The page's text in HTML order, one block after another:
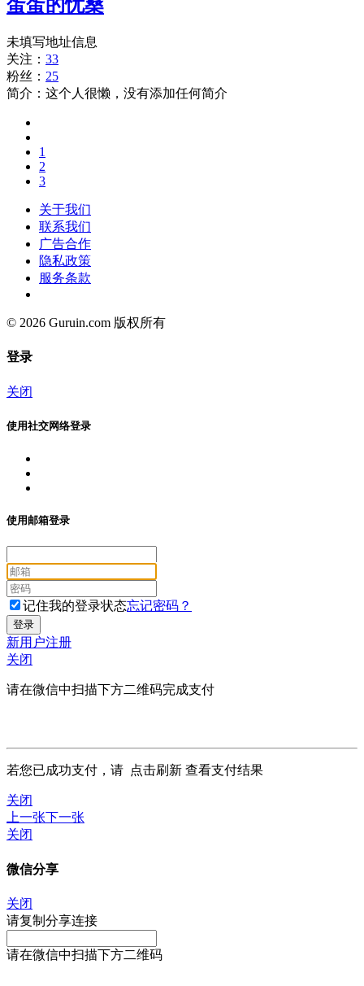
蛋蛋的忧桑
未填写地址信息
关注： 33
粉丝： 25
简介：这个人很懒，没有添加任何简介
1
2
3
关于我们
联系我们
广告合作
隐私政策
服务条款
© 2026 Guruin.com 版权所有
登录
关闭
使用社交网络登录
使用邮箱登录
记住我的登录状态忘记密码？
新用户注册
关闭
请在微信中扫描下方二维码完成支付
若您已成功支付，请 点击刷新 查看支付结果
关闭
上一张下一张
关闭
微信分享
关闭
请复制分享连接
请在微信中扫描下方二维码